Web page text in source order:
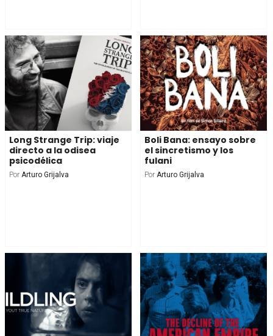
Long Strange Trip: viaje
directo a la odisea
psicodélica
Por Arturo Grijalva
Boli Bana: ensayo sobre
el sincretismo y los
fulani
Por Arturo Grijalva